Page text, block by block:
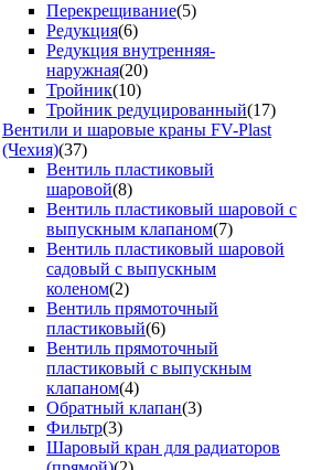
Перекрещивание(5)
Редукция(6)
Редукция внутренняя-
наружная(20)
Тройник(10)
Тройник редуцированный(17)
Вентили и шаровые краны FV-Plast
(Чехия)(37)
Вентиль пластиковый
шаровой(8)
Вентиль пластиковый шаровой с
выпускным клапаном(7)
Вентиль пластиковый шаровой
садовый с выпускным
коленом(2)
Вентиль прямоточный
пластиковый(6)
Вентиль прямоточный
пластиковый с выпускным
клапаном(4)
Обратный клапан(3)
Фильтр(3)
Шаровый кран для радиаторов